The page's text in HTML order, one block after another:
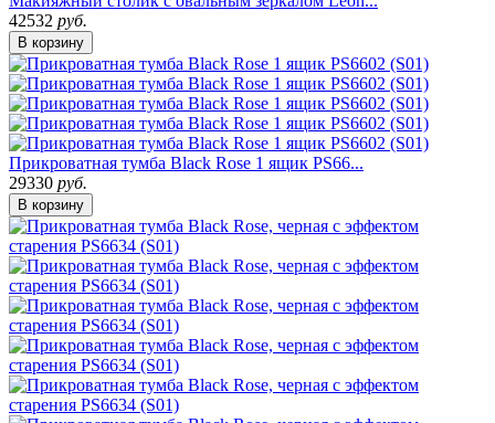
42532 руб.
В корзину
Прикроватная тумба Black Rose 1 ящик PS66...
29330 руб.
В корзину